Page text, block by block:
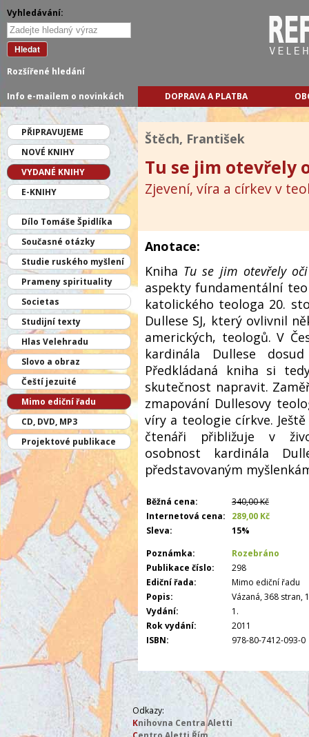
DOPRAVA A PLATBA
PŘIPRAVUJEME
NOVÉ KNIHY
VYDANÉ KNIHY
E-KNIHY
Dílo Tomáše Špidlíka
Současné otázky
Studie ruského myšlení
Prameny spirituality
Societas
Studijní texty
Hlas Velehradu
Slovo a obraz
Čeští jezuité
Mimo ediční řadu
CD, DVD, MP3
Projektové publikace
Štěch, František
Tu se jim otevřely
Zjevení, víra a církev v
Anotace:
Kniha Tu se jim otevřely oči
aspekty fundamentální
katolického teologa 20.
Dullese SJ, který ovlivnil
amerických, teologů. V
kardinála Dullese
Předkládaná kniha si
skutečnost napravit.
zmapování Dullesovy
víry a teologie církve.
čtenáři přibližuje v
osobnost kardinála
představovaným
Běžná cena:
340,00 Kč
Internetová cena:
289,00 Kč
Sleva:
15%
Poznámka:
Rozebráno
Publikace číslo:
298
Ediční řada:
Mimo ediční řadu
Popis:
Vázaná, 368 stran,
Vydání:
1.
Rok vydání:
2011
ISBN:
978-80-7412-093-0
Vyhledávání:
Hledat
Rozšířené hledání
Info e-mailem o novinkách
Odkazy:
Knihovna Centra Aletti